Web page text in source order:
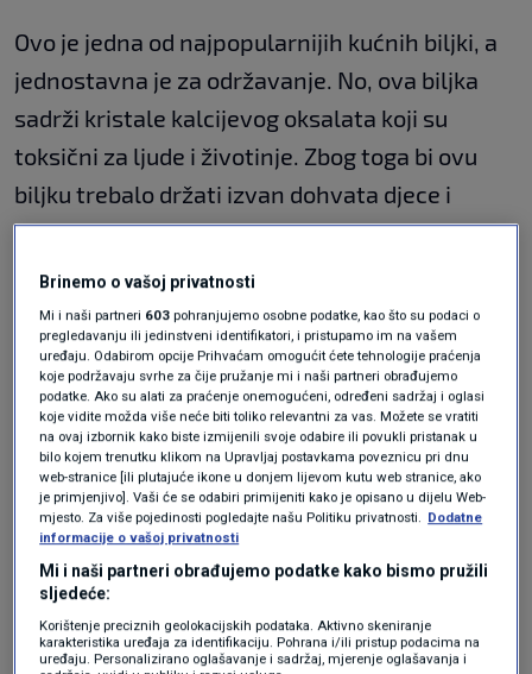
Ovo je jedna od najpopularnijih kućnih biljki, a
jednostavna je za održavanje. No, ova biljka
sadrži kristale kalcijevog oksalata koji su
toksični za ljude i životinje. Zbog toga bi ovu
biljku trebalo držati izvan dohvata djece i
ljubimaca.
Filodendron kod ljudi može izazvati blage
simptome, uključujući oticanje usta ili
probavnog trakta. No, ova je biljka puno
opasnija za životnije kod kojih može uzrokovati
bolove, grčeve, napadaje i oticanje. Čini se da je
opasnija i otrovnija za mačke.
Zlatni puzavac
Zlatni puzavac je popularna sobna biljka
penjačica, a poznata je i pod nazivom vražji
Brinemo o vašoj privatnosti
Mi i naši partneri 603 pohranjujemo osobne podatke, kao što su podaci o
pregledavanju ili jedinstveni identifikatori, i pristupamo im na vašem
uređaju. Odabirom opcije Prihvaćam omogućit ćete tehnologije praćenja
koje podržavaju svrhe za čije pružanje mi i naši partneri obrađujemo
podatke. Ako su alati za praćenje onemogućeni, određeni sadržaj i oglasi
koje vidite možda više neće biti toliko relevantni za vas. Možete se vratiti
na ovaj izbornik kako biste izmijenili svoje odabire ili povukli pristanak u
bilo kojem trenutku klikom na Upravljaj postavkama poveznicu pri dnu
web-stranice [ili plutajuće ikone u donjem lijevom kutu web stranice, ako
je primjenjivo]. Vaši će se odabiri primijeniti kako je opisano u dijelu Web-
mjesto. Za više pojedinosti pogledajte našu Politiku privatnosti. Dodatne
informacije o vašoj privatnosti
Mi i naši partneri obrađujemo podatke kako bismo pružili
sljedeće:
Korištenje preciznih geolokacijskih podataka. Aktivno skeniranje
karakteristika uređaja za identifikaciju. Pohrana i/ili pristup podacima na
uređaju. Personalizirano oglašavanje i sadržaj, mjerenje oglašavanja i